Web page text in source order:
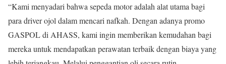
“Kami menyadari bahwa sepeda motor adalah alat utama bagi
para driver ojol dalam mencari nafkah. Dengan adanya promo
GASPOL di AHASS, kami ingin memberikan kemudahan bagi
mereka untuk mendapatkan perawatan terbaik dengan biaya yang